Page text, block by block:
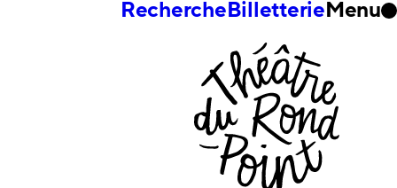
RechercheBilletterieMenu